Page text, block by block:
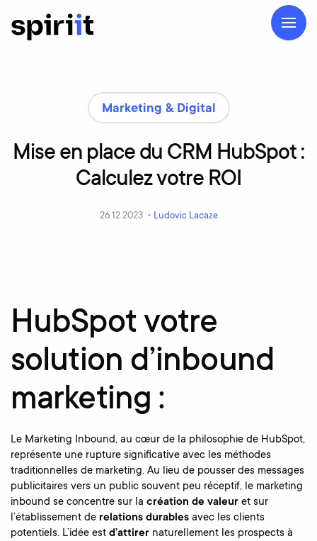
Marketing & Digital
Mise en place du CRM HubSpot :
Calculezvotre ROI
26.12.2023 • Ludovic Lacaze
HubSpot votre
solution d’inbound
marketing :
Le Marketing Inbound, au cœur de la philosophie de HubSpot,
représente une rupture significative avec les méthodes
traditionnelles de marketing. Au lieu de pousser des messages
publicitaires vers un public souvent peu réceptif, le marketing
inbound se concentre sur la création de valeur et sur
l’établissement de relations durables avec les clients
potentiels. L’idée est d’attirer naturellement les prospects à